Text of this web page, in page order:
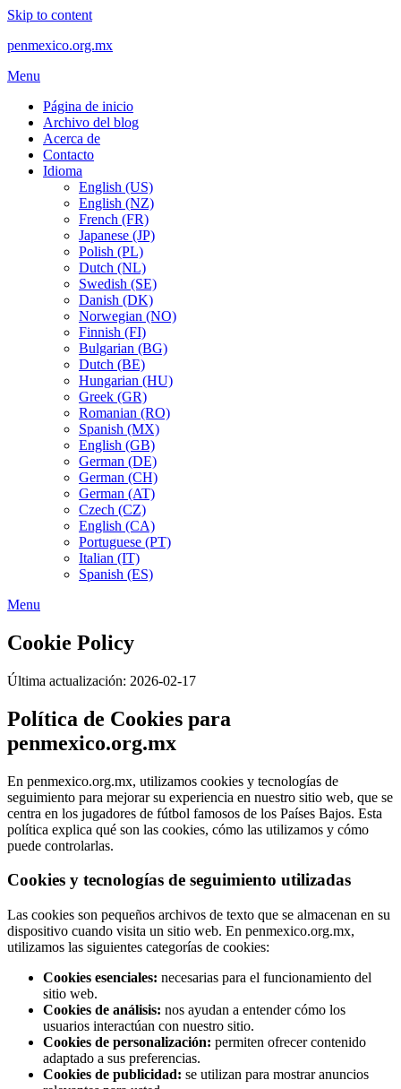
Skip to content
penmexico.org.mx
Menu
Página de inicio
Archivo del blog
Acerca de
Contacto
Idioma
English (US)
English (NZ)
French (FR)
Japanese (JP)
Polish (PL)
Dutch (NL)
Swedish (SE)
Danish (DK)
Norwegian (NO)
Finnish (FI)
Bulgarian (BG)
Dutch (BE)
Hungarian (HU)
Greek (GR)
Romanian (RO)
Spanish (MX)
English (GB)
German (DE)
German (CH)
German (AT)
Czech (CZ)
English (CA)
Portuguese (PT)
Italian (IT)
Spanish (ES)
Menu
Cookie Policy
Última actualización: 2026-02-17
Política de Cookies para
penmexico.org.mx
En penmexico.org.mx, utilizamos cookies y tecnologías de
seguimiento para mejorar su experiencia en nuestro sitio web, que se
centra en los jugadores de fútbol famosos de los Países Bajos. Esta
política explica qué son las cookies, cómo las utilizamos y cómo
puede controlarlas.
Cookies y tecnologías de seguimiento utilizadas
Las cookies son pequeños archivos de texto que se almacenan en su
dispositivo cuando visita un sitio web. En penmexico.org.mx,
utilizamos las siguientes categorías de cookies:
Cookies esenciales: necesarias para el funcionamiento del
sitio web.
Cookies de análisis: nos ayudan a entender cómo los
usuarios interactúan con nuestro sitio.
Cookies de personalización: permiten ofrecer contenido
adaptado a sus preferencias.
Cookies de publicidad: se utilizan para mostrar anuncios